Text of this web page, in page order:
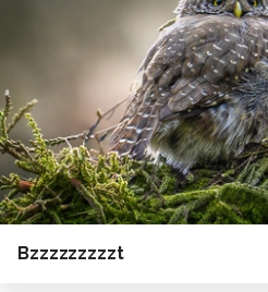
Bzzzzzzzzzt